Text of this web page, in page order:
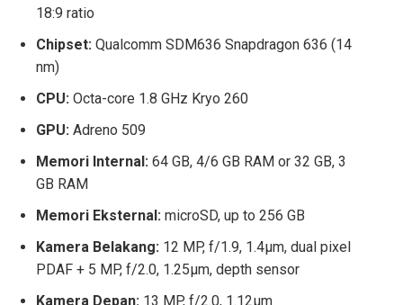
18:9 ratio
Chipset: Qualcomm SDM636 Snapdragon 636 (14
nm)
CPU: Octa-core 1.8 GHz Kryo 260
GPU: Adreno 509
Memori Internal: 64 GB, 4/6 GB RAM or 32 GB, 3
GB RAM
Memori Eksternal: microSD, up to 256 GB
Kamera Belakang: 12 MP, f/1.9, 1.4µm, dual pixel
PDAF + 5 MP, f/2.0, 1.25µm, depth sensor
Kamera Depan: 13 MP, f/2.0, 1.12µm